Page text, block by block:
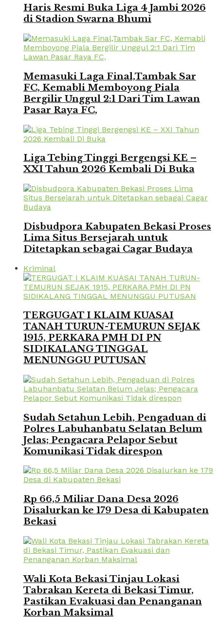
Haris Resmi Buka Liga 4 Jambi 2026
di Stadion Swarna Bhumi
Memasuki Laga Final,Tambak Sar
FC, Kemabli Memboyong Piala
Bergilir Unggul 2:1 Dari Tim Lawan
Pasar Raya FC,
Liga Tebing Tinggi Bergengsi KE –
XXI Tahun 2026 Kembali Di Buka
Disbudpora Kabupaten Bekasi Proses
Lima Situs Bersejarah untuk
Ditetapkan sebagai Cagar Budaya
Kriminal
TERGUGAT I KLAIM KUASAI
TANAH TURUN-TEMURUN SEJAK
1915, PERKARA PMH DI PN
SIDIKALANG TINGGAL
MENUNGGU PUTUSAN
Sudah Setahun Lebih, Pengaduan di
Polres Labuhanbatu Selatan Belum
Jelas; Pengacara Pelapor Sebut
Komunikasi Tidak direspon
Rp 66,5 Miliar Dana Desa 2026
Disalurkan ke 179 Desa di Kabupaten
Bekasi
Wali Kota Bekasi Tinjau Lokasi
Tabrakan Kereta di Bekasi Timur,
Pastikan Evakuasi dan Penanganan
Korban Maksimal